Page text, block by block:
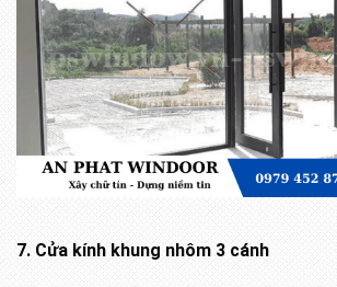
7. Cửa kính khung nhôm 3 cánh